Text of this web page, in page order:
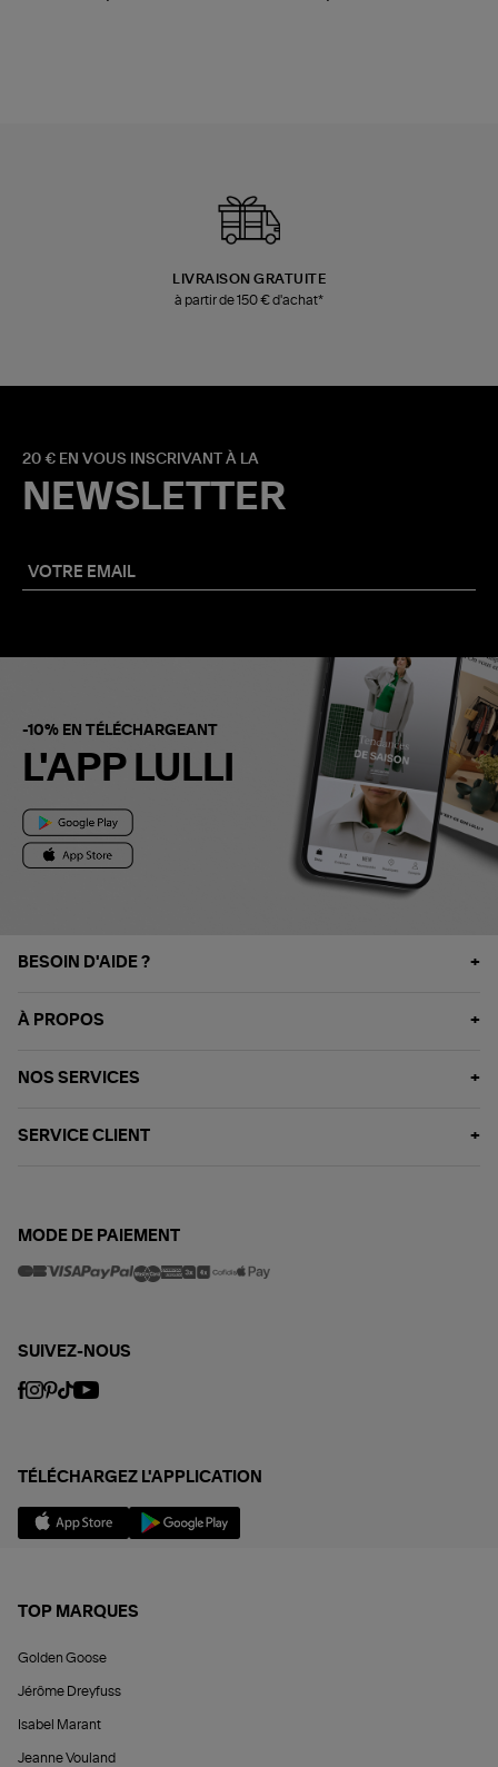
LIVRAISON GRATUITE
à partir de 150 € d'achat*
20 € EN VOUS INSCRIVANT À LA
NEWSLETTER
-10% EN TÉLÉCHARGEANT
L'APP LULLI
BESOIN D'AIDE ?
À PROPOS
NOS SERVICES
SERVICE CLIENT
MODE DE PAIEMENT
SUIVEZ-NOUS
TÉLÉCHARGEZ L'APPLICATION
TOP MARQUES
Golden Goose
Jérôme Dreyfuss
Isabel Marant
Jeanne Vouland